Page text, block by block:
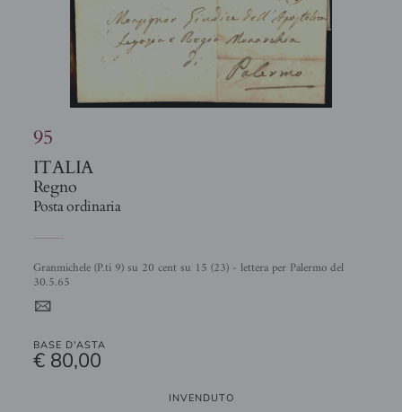
95
ITALIA
Regno
Posta ordinaria
Granmichele (P.ti 9) su 20 cent su 15 (23) - lettera per Palermo del
30.5.65
4
BASE D'ASTA
€ 80,00
INVENDUTO